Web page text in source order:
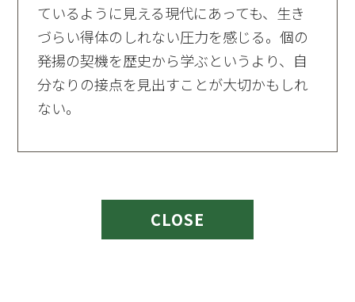
ているように見える現代にあっても、生き
づらい得体のしれない圧力を感じる。個の
発揚の契機を歴史から学ぶというより、自
分なりの接点を見出すことが大切かもしれ
ない。
CLOSE